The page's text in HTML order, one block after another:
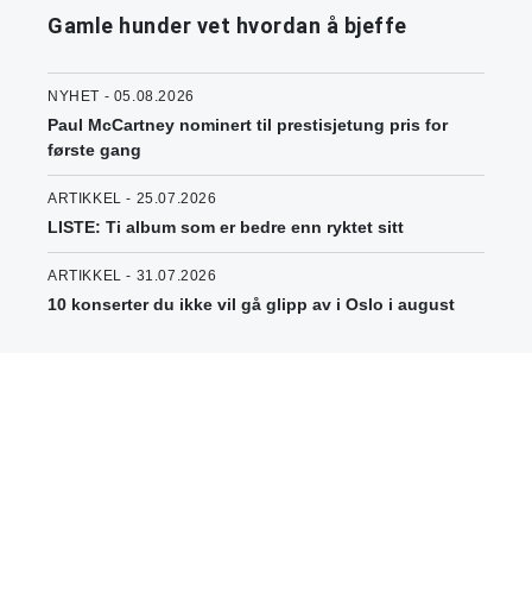
Gamle hunder vet hvordan å bjeffe
NYHET - 05.08.2026
Paul McCartney nominert til prestisjetung pris for
første gang
ARTIKKEL - 25.07.2026
LISTE: Ti album som er bedre enn ryktet sitt
ARTIKKEL - 31.07.2026
10 konserter du ikke vil gå glipp av i Oslo i august